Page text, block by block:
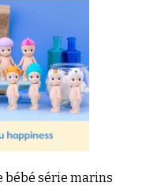
bébé série marins